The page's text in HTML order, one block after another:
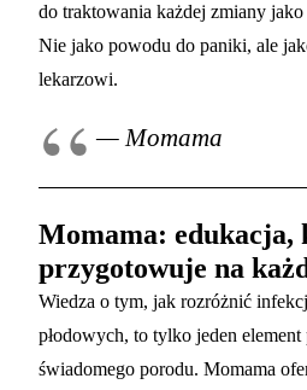
do traktowania każdej zmiany jako
Nie jako powodu do paniki, ale
lekarzowi.
— Momama
Momama: edukacja,
przygotowuje na
Wiedza o tym, jak rozróżnić
płodowych, to tylko jeden
świadomego porodu. Momama